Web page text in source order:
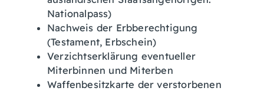
Nationalpass)
Nachweis der Erbberechtigung
(Testament, Erbschein)
Verzichtserklärung eventueller
Miterbinnen und Miterben
Waffenbesitzkarte der verstorbenen